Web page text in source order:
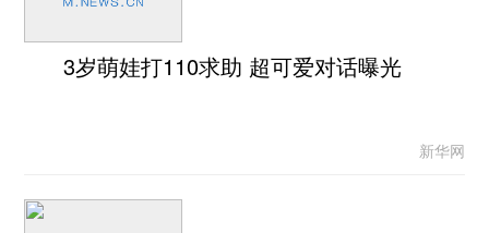
3岁萌娃打110求助 超可爱对话曝光
新华网